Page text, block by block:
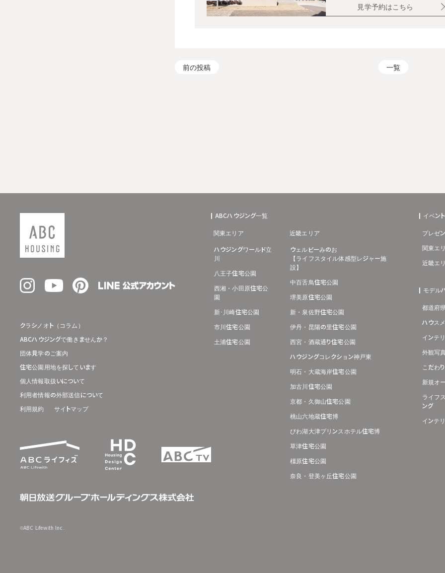
見学予約はこちら
前の投稿 一覧
ABCハウジング一覧
関東エリア
ハウジングワールド立
川
八王子住宅公園
西湘・小田原住宅公
園
新･川崎住宅公園
市川住宅公園
土浦住宅公園
近畿エリア
ウェルビーみのお
【ライフスタイル体感型レジャー施
設】
中百舌鳥住宅公園
堺美原住宅公園
新・泉佐野住宅公園
伊丹・昆陽の里住宅公園
西宮・酒蔵通り住宅公園
ハウジングコレクション神戸東
明石・大蔵海岸住宅公園
加古川住宅公園
京都・久御山住宅公園
桃山六地蔵住宅博
びわ湖大津プリンスホテル住宅博
草津住宅公園
橿原住宅公園
奈良・登美ヶ丘住宅公園
イベン
プレゼ
関東エ
近畿エ
モデル
都道府
ハウス
インテ
外観写
こだわ
新規オ
ライフ
ング
インテ
クラシノオト（コラム）
ABCハウジングで働きませんか？
団体見学のご案内
住宅公園用地を探しています
個人情報取扱いについて
利用者情報の外部送信について
利用規約
サイトマップ
©ABC Lifewith Inc.